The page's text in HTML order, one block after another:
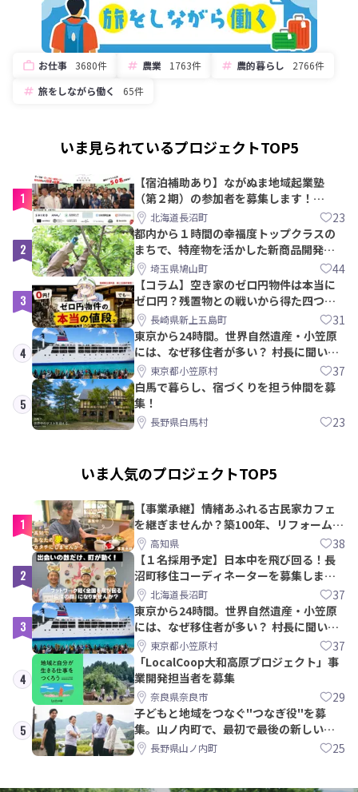
お仕事 3680件 農業 1763件 農的暮らし
2766件
旅をしながら働く
65件
いま見られているプロジェクトTOP5
1
【宿泊補助あり】ながぬま地域起業塾
（第２期）の参加者を募集します！
【8/21〆】
北海道長沼町 23
2
都内から１時間の幸福度トップクラスの
まちで、特産物を活かした新商品開発＆
PRメンバー募集！
埼玉県鳩山町 44
3
【コラム】空き家のゼロ円物件は本当に
ゼロ円？残置物との戦いから得た四つの
教訓｜新上五島町
長崎県新上五島町 31
4
東京から24時間。世界自然遺産・小笠原
には、なぜ移住者が多い？ 村長に聞いて
みた東京都小笠原村 37
5
白馬で暮らし、宿づくりを担う仲間を募
集！
長野県白馬村 23
いま人気のプロジェクトTOP5
1
【事業承継】情緒あふれる古民家カフェ
を継ぎませんか？築100年、リフォームか
ら約10年！
高知県 38
2
【１名採用予定】日本中を飛び回る！長
沼町移住コーディネーターを募集しま
す！北海道長沼町 37
3
東京から24時間。世界自然遺産・小笠原
には、なぜ移住者が多い？ 村長に聞いて
みた東京都小笠原村 37
4
「LocalCoop大和高原プロジェクト」事
業開発担当者を募集
奈良県奈良市 29
5
子どもと地域をつなぐ"つなぎ役"を募
集。山ノ内町で、最初で最後の新しい学
校づくりを一緒に
長野県山ノ内町 25